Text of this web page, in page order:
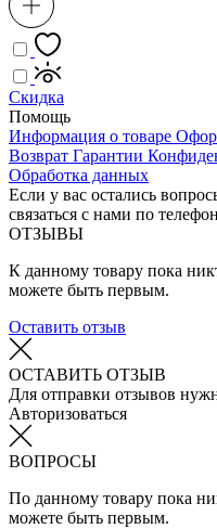
Скидка
Помощь
Информация о товаре
Возврат Гарантии
Обработка данных
Если у вас остались
связаться с нами по
ОТЗЫВЫ
К данному товару пока
можете быть первым.
Оставить отзыв
ОСТАВИТЬ ОТЗЫВ
Для отправки отзывов
Авторизоваться
ВОПРОСЫ
По данному товару пока
можете быть первым.